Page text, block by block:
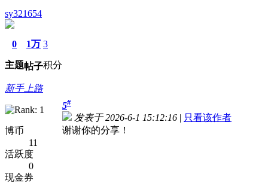
sy321654
0
主题
1万
帖子
3
积分
新手上路
博币
11
活跃度
0
现金券
5#
发表于 2026-6-1 15:12:16 | 只看该作者
谢谢你的分享！